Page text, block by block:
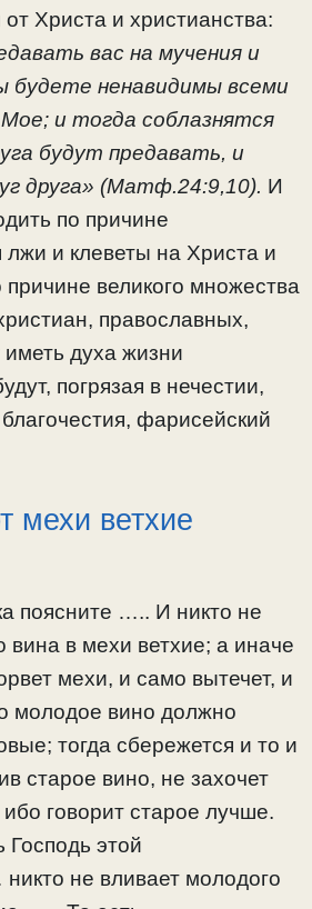
от Христа и христианства:
вас на мучения и
будете ненавидимы всеми
и тогда соблазнятся
будут предавать, и
друга» (Матф.24:9,10). И
по причине
лжи и клеветы на Христа и
великого множества
православных,
духа жизни
погрязая в нечестии,
фарисейский
мехи ветхие
поясните ….. И никто не
вина в мехи ветхие; а иначе
мехи, и само вытечет, и
молодое вино должно
тогда сбережется и то и
старое вино, не захочет
говорит старое лучше.
Господь этой
не вливает молодого